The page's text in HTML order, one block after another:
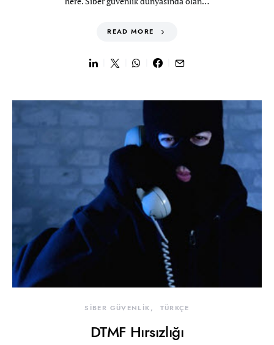
READ MORE
SİBER GÜVENLİK TÜRKÇE
DTMF Hırsızlığı